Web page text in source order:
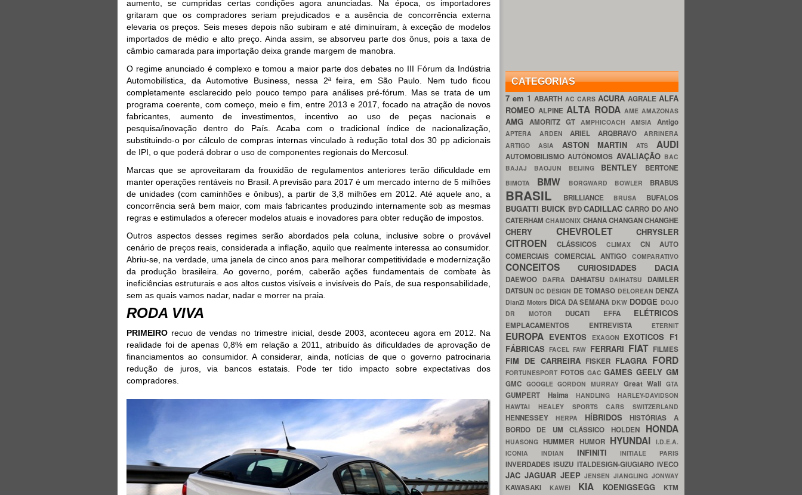
aumento, se cumpridas certas condições agora anunciadas. Na época, os importadores
gritaram que os compradores seriam prejudicados e a ausência de concorrência externa
elevaria os preços. Seis meses depois não subiram e até diminuíram, à exceção de modelos
importados de médio e alto preço. Ainda assim, se absorveu parte dos ônus, pois a taxa de
câmbio camarada para importação deixa grande margem de manobra.
O regime anunciado é complexo e tomou a maior parte dos debates no III Fórum da Indústria
Automobilística, da Automotive Business, nessa 2ª feira, em São Paulo. Nem tudo ficou
completamente esclarecido pelo pouco tempo para análises pré-fórum. Mas se trata de um
programa coerente, com começo, meio e fim, entre 2013 e 2017, focado na atração de novos
fabricantes, aumento de investimentos, incentivo ao uso de peças nacionais e
pesquisa/inovação dentro do País. Acaba com o tradicional índice de nacionalização,
substituindo-o por cálculo de compras internas vinculado à redução total dos 30 pp adicionais
de IPI, o que poderá dobrar o uso de componentes regionais do Mercosul.
Marcas que se aproveitaram da frouxidão de regulamentos anteriores terão dificuldade em
manter operações rentáveis no Brasil. A previsão para 2017 é um mercado interno de 5 milhões
de unidades (com caminhões e ônibus), a partir de 3,8 milhões em 2012. Até aquele ano, a
concorrência será bem maior, com mais fabricantes produzindo internamente sob as mesmas
regras e estimulados a oferecer modelos atuais e inovadores para obter redução de impostos.
Outros aspectos desses regimes serão abordados pela coluna, inclusive sobre o provável
cenário de preços reais, considerada a inflação, aquilo que realmente interessa ao consumidor.
Abriu-se, na verdade, uma janela de cinco anos para melhorar competitividade e modernização
da produção brasileira. Ao governo, porém, caberão ações fundamentais de combate às
ineficiências estruturais e aos altos custos visíveis e invisíveis do País, de sua responsabilidade,
sem as quais vamos nadar, nadar e morrer na praia.
RODA VIVA
PRIMEIRO recuo de vendas no trimestre inicial, desde 2003, aconteceu agora em 2012. Na
realidade foi de apenas 0,8% em relação a 2011, atribuído às dificuldades de aprovação de
financiamentos ao consumidor. A considerar, ainda, notícias de que o governo patrocinaria
redução de juros, via bancos estatais. Pode ter tido impacto sobre expectativas dos
compradores.
CATEGORIAS
7 em 1ABARTH AC CARS ACURA AGRALE ALFA
ROMEOALPINEALTA RODA AME AMAZONAS
AMG AMORITZ GT AMPHICOACH AMSIA Antigo
APTERA ARDEN ARIEL ARQBRAVO ARRINERA
ARTIGO ASIA ASTON MARTINATS AUDI
AUTOMOBILISMOAUTÔNOMOS AVALIAÇÃO BAC
BAJAJ BAOJUN BEIJING BENTLEY BERTONE
BIMOTA BMW BORGWARD BOWLER BRABUS
BRASIL BRILLIANCE BRUSA BUFALOS
BUGATTI BUICK BYDCADILLACCARRO DO ANO
CATERHAMCHAMONIX CHANACHANGANCHANGHE
CHERY CHEVROLET CHRYSLER
CITROEN CLÁSSICOS CLIMAX CN AUTO
COMERCIAIS COMERCIAL ANTIGOCOMPARATIVO
CONCEITOS CURIOSIDADES DACIA
DAEWOO DAFRA DAHIATSU DAIHATSU DAIMLER
DATSUN DC DESIGN DE TOMASO DELOREAN DENZA
DianZi Motors DICA DA SEMANA DKW DODGE DOJO
DR MOTOR DUCATI EFFA ELÉTRICOS
EMPLACAMENTOS ENTREVISTA ETERNIT
EUROPA EVENTOS EXAGON EXOTICOS F1
FÁBRICASFACELFAW FERRARI FIAT FILMES
FIM DE CARREIRA FISKER FLAGRA FORD
FORTUNESPORT FOTOS GACGAMESGEELYGM
GMC GOOGLEGORDON MURRAY Great WallGTA
GUMPERT HaimaHANDLINGHARLEY-DAVIDSON
HAWTAI HEALEY SPORTS CARS SWITZERLAND
HENNESSEY HERPA HÍBRIDOSHISTÓRIAS A
BORDO DE UM CLÁSSICO HOLDEN HONDA
HUASONGHUMMER HUMOR HYUNDAI I.D.E.A.
ICONIA INDIAN INFINITIINITIALE PARIS
INVERDADESISUZU ITALDESIGN-GIUGIAROIVECO
JAC JAGUAR JEEPJENSENJIANGLINGJONWAY
KAWASAKI KAWEI KIA KOENIGSEGG KTM